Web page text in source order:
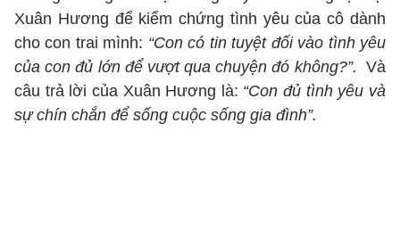
Xuân Hương để kiểm chứng tình yêu của cô dành
cho con trai mình: “Con có tin tuyệt đối vào tình yêu
của con đủ lớn để vượt qua chuyện đó không?”. Và
câu trả lời của Xuân Hương là: “Con đủ tình yêu và
sự chín chắn để sống cuộc sống gia đình”.